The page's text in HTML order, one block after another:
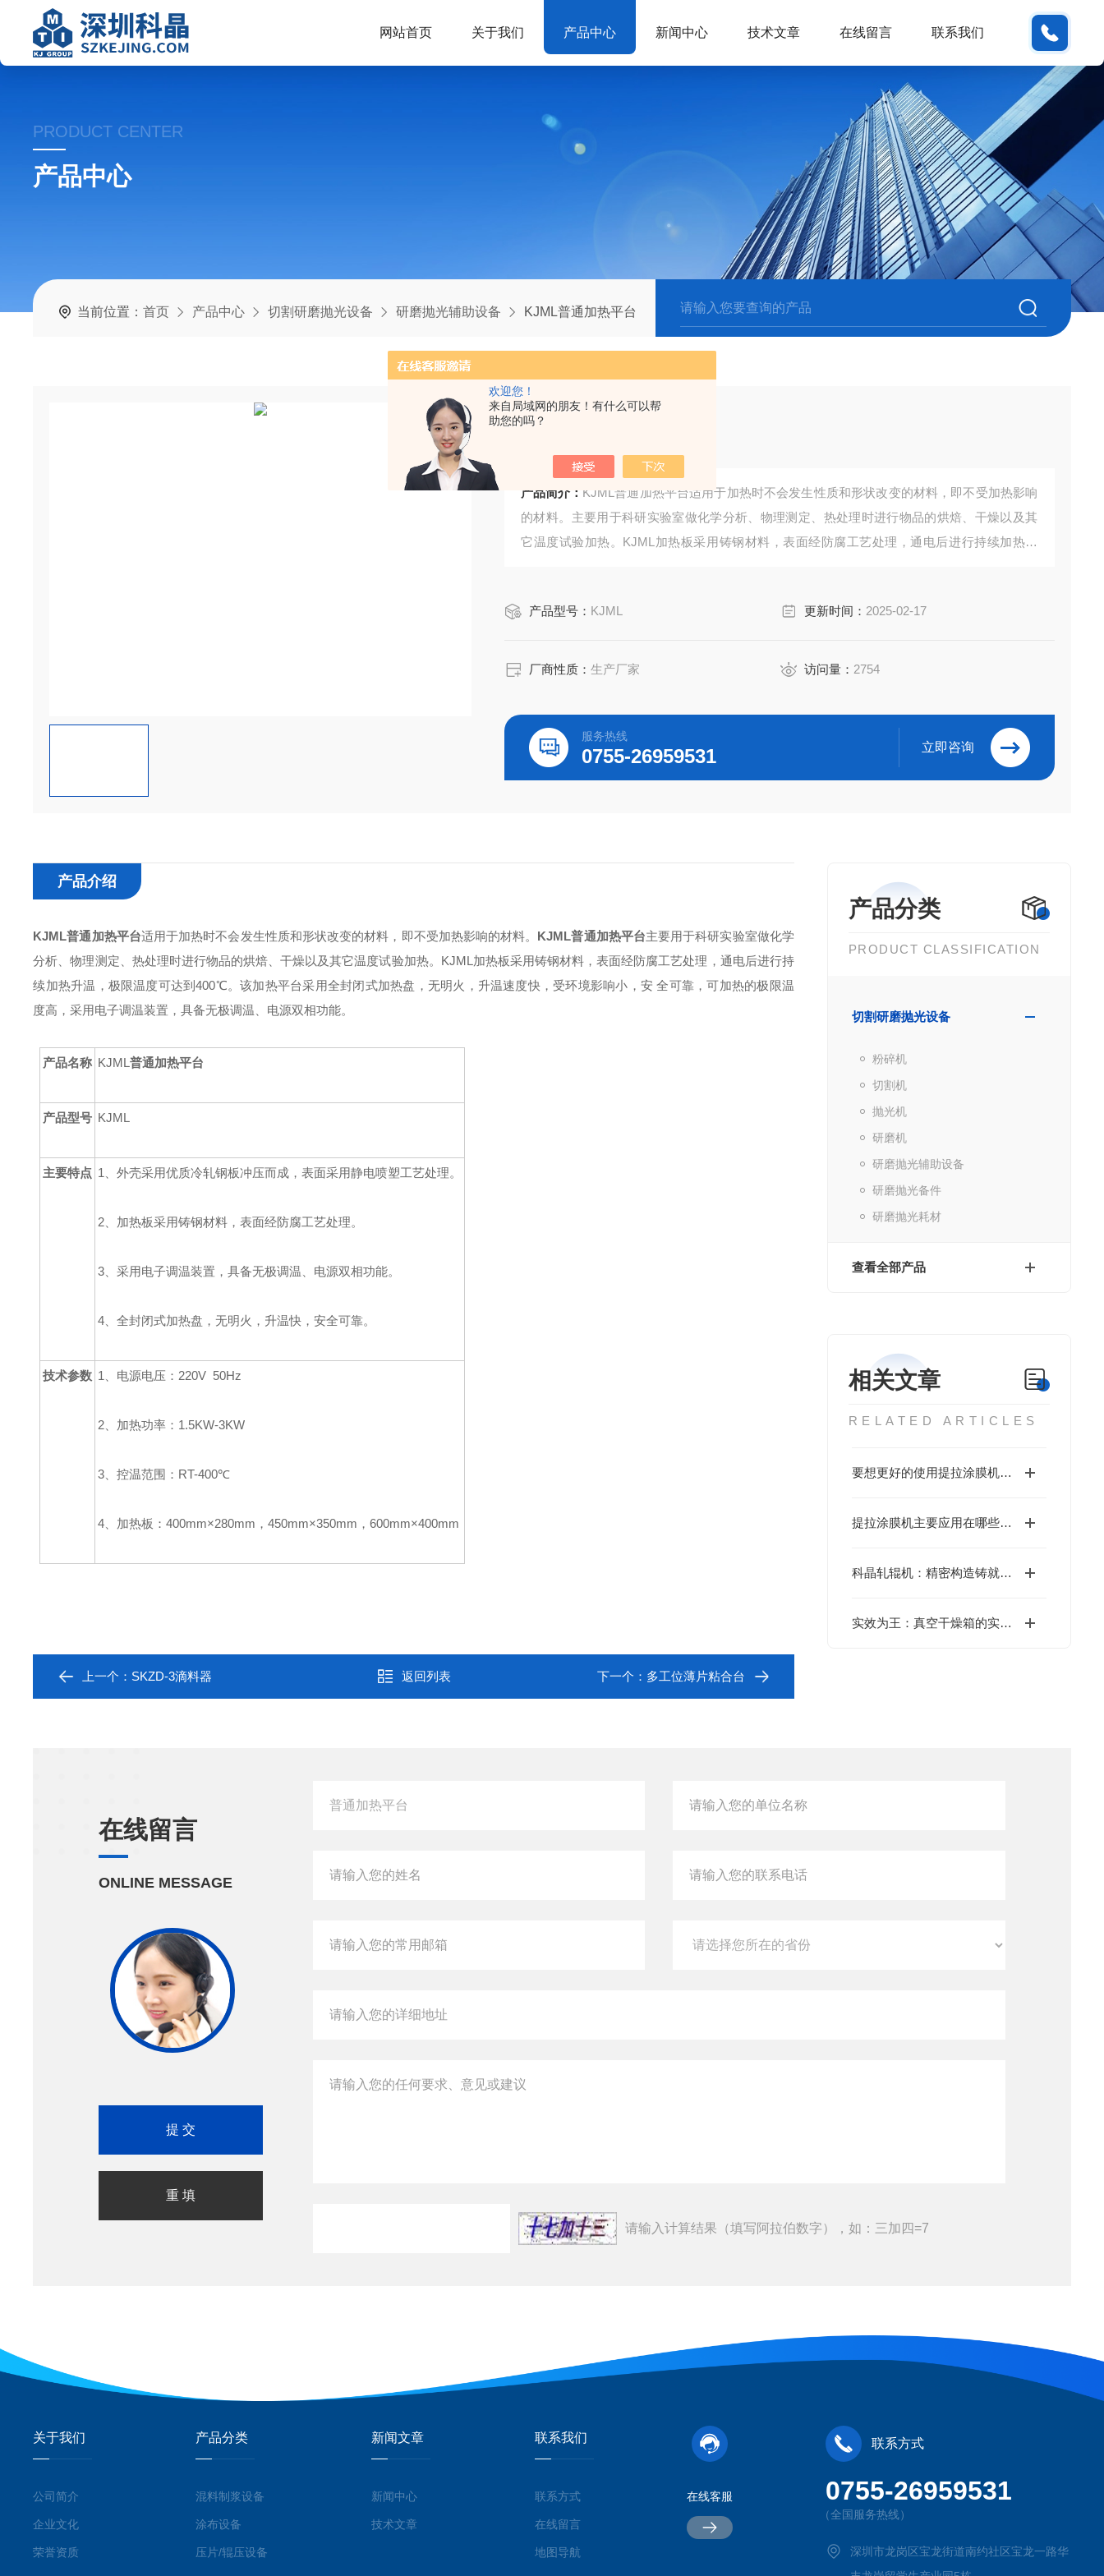
欢迎您！
来自局域网的朋友！有什么可以帮
助您的吗？
网站首页 关于我们 产品中心 新闻中心 技术文章 在线留言 联系我们
PRODUCT CENTER
产品中心
当前位置：首页 产品中心 切割研磨抛光设备 研磨抛光辅助设备 KJML普通加热平台
产品简介： KJML普通加热平台适用于加热时不会发生性质和形状改变的材料，即不受加热影响
的材料。主要用于科研实验室做化学分析、物理测定、热处理时进行物品的烘焙、干燥以及其
它温度试验加热。KJML加热板采用铸钢材料，表面经防腐工艺处理，通电后进行持续加热升
产品型号： KJML 更新时间： 2025-02-17
厂商性质：生产厂家 访问量： 2754
服务热线
0755-26959531 立即咨询
产品分类
PRODUCT CLASSIFICATION
切割研磨抛光设备
粉碎机
切割机
抛光机
研磨机
研磨抛光辅助设备
研磨抛光备件
研磨抛光耗材
查看全部产品
相关文章
RELATED ARTICLES
要想更好的使用提拉涂膜机，日常的维护保养必*！
提拉涂膜机主要应用在哪些领域？
科晶轧辊机：精密构造铸就轧制实力
实效为王：真空干燥箱的实战应用价值
产品介绍
KJML普通加热平台适用于加热时不会发生性质和形状改变的材料，即不受加热影响的材料。 KJML普通加热平台主要用于科研实验室做化学
分析、物理测定、热处理时进行物品的烘焙、干燥以及其它温度试验加热。KJML加热板采用铸钢材料，表面经防腐工艺处理 ，通电后进行持
续加热升温，极限温度可达到400℃。该加热平台采用全封闭式加热盘，无明火，升温速度快，受环境影响小，安 全可靠，可加热的极限温
度高，采用电子调温装置，具备无极调温、电源双相功能。
产品名称 KJML 普通加热平台
产品型号 KJML
主要特点 1、外壳采用优质冷轧钢板冲压而成，表面采用静电喷塑工艺处理。
2、加热板采用铸钢材料，表面经防腐工艺处理。
3、采用电子调温装置，具备无极调温、电源双相功能。
4、全封闭式加热盘，无明火，升温快，安全可靠。
技术参数 1、电源电压：220V 50Hz
2、加热功率：1.5KW-3KW
3、控温范围：RT-400℃
4、加热板：400mm×280mm，450mm×350mm，600mm×400mm
上一个： SKZD-3滴料器 返回列表 下一个： 多工位薄片粘合台
在线留言
ONLINE MESSAGE
请输入计算结果（填写阿拉伯数字），如：三加四=7
关于我们
公司简介
企业文化
荣誉资质
产品分类
混料制浆设备
涂布设备
压片/辊压设备
新闻文章
新闻中心
技术文章
联系我们
联系方式
在线留言
地图导航
在线客服
联系方式
0755-26959531
（全国服务热线）
深圳市龙岗区宝龙街道南约社区宝龙一路华